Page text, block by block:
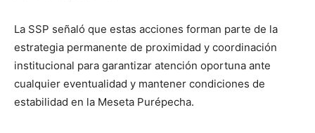
La SSP señaló que estas acciones forman parte de la
estrategia permanente de proximidad y coordinación
institucional para garantizar atención oportuna ante
cualquier eventualidad y mantener condiciones de
estabilidad en la Meseta Purépecha.